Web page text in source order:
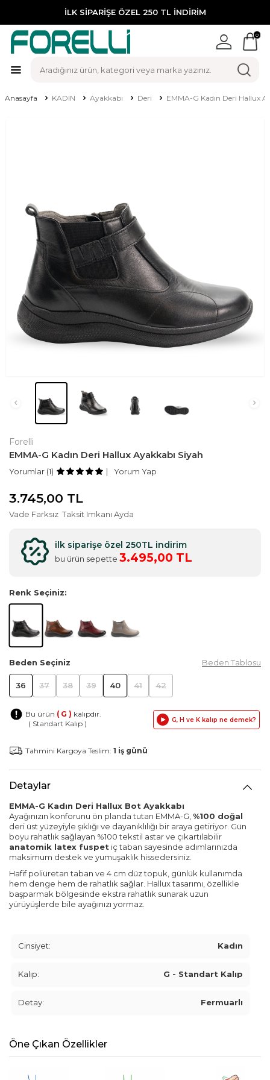
İLK SİPARİŞE ÖZEL 250 TL İNDİRİM
0
Anasayfa KADIN Ayakkabı Deri EMMA-G Kadın Deri Hallux
Forelli
EMMA-G Kadın Deri Hallux Ayakkabı Siyah
Yorumlar (1) Yorum Yap
3.745,00 TL
Vade Farksız Taksit Imkanı Ayda
ilk siparişe özel 250TL indirim
bu ürün sepette 3.495,00 TL
Renk Seçiniz:
Beden Seçiniz Beden Tablosu
36 37 38 39 40 41 42
Bu ürün ( G ) kalıpdır.
( Standart Kalıp )
G, H ve K kalıp ne demek?
Tahmini Kargoya Teslim: 1 iş günü
Detaylar
EMMA-G Kadın Deri Hallux Bot Ayakkabı
Ayağınızın konforunu ön planda tutan EMMA-G,%100 doğal
deri üst yüzeyiyle şıklığı ve dayanıklılığı bir araya getiriyor. Gün
boyu rahatlık sağlayan %100 tekstil astar ve çıkartılabilir
anatomik latex fuspet iç taban sayesinde adımlarınızda
maksimum destek ve yumuşaklık hissedersiniz.
Hafif poliüretan taban ve 4 cm düz topuk, günlük kullanımda
hem denge hem de rahatlık sağlar. Hallux tasarımı, özellikle
başparmak bölgesinde ekstra rahatlık sunarak uzun
yürüyüşlerde bile ayağınızı yormaz.
Cinsiyet: Kadın
Kalıp: G - Standart Kalıp
Detay: Fermuarlı
Öne Çıkan Özellikler